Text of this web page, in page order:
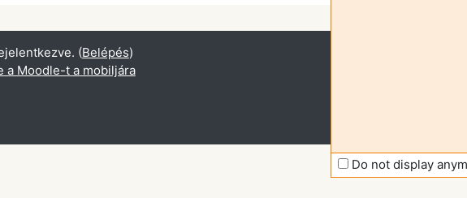
Do not display
(Belépés)
a Moodle-t a mobiljára